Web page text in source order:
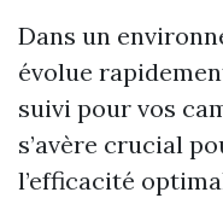
Dans un
évolue
suivi pour vos
s’avère crucial
l’efficacité